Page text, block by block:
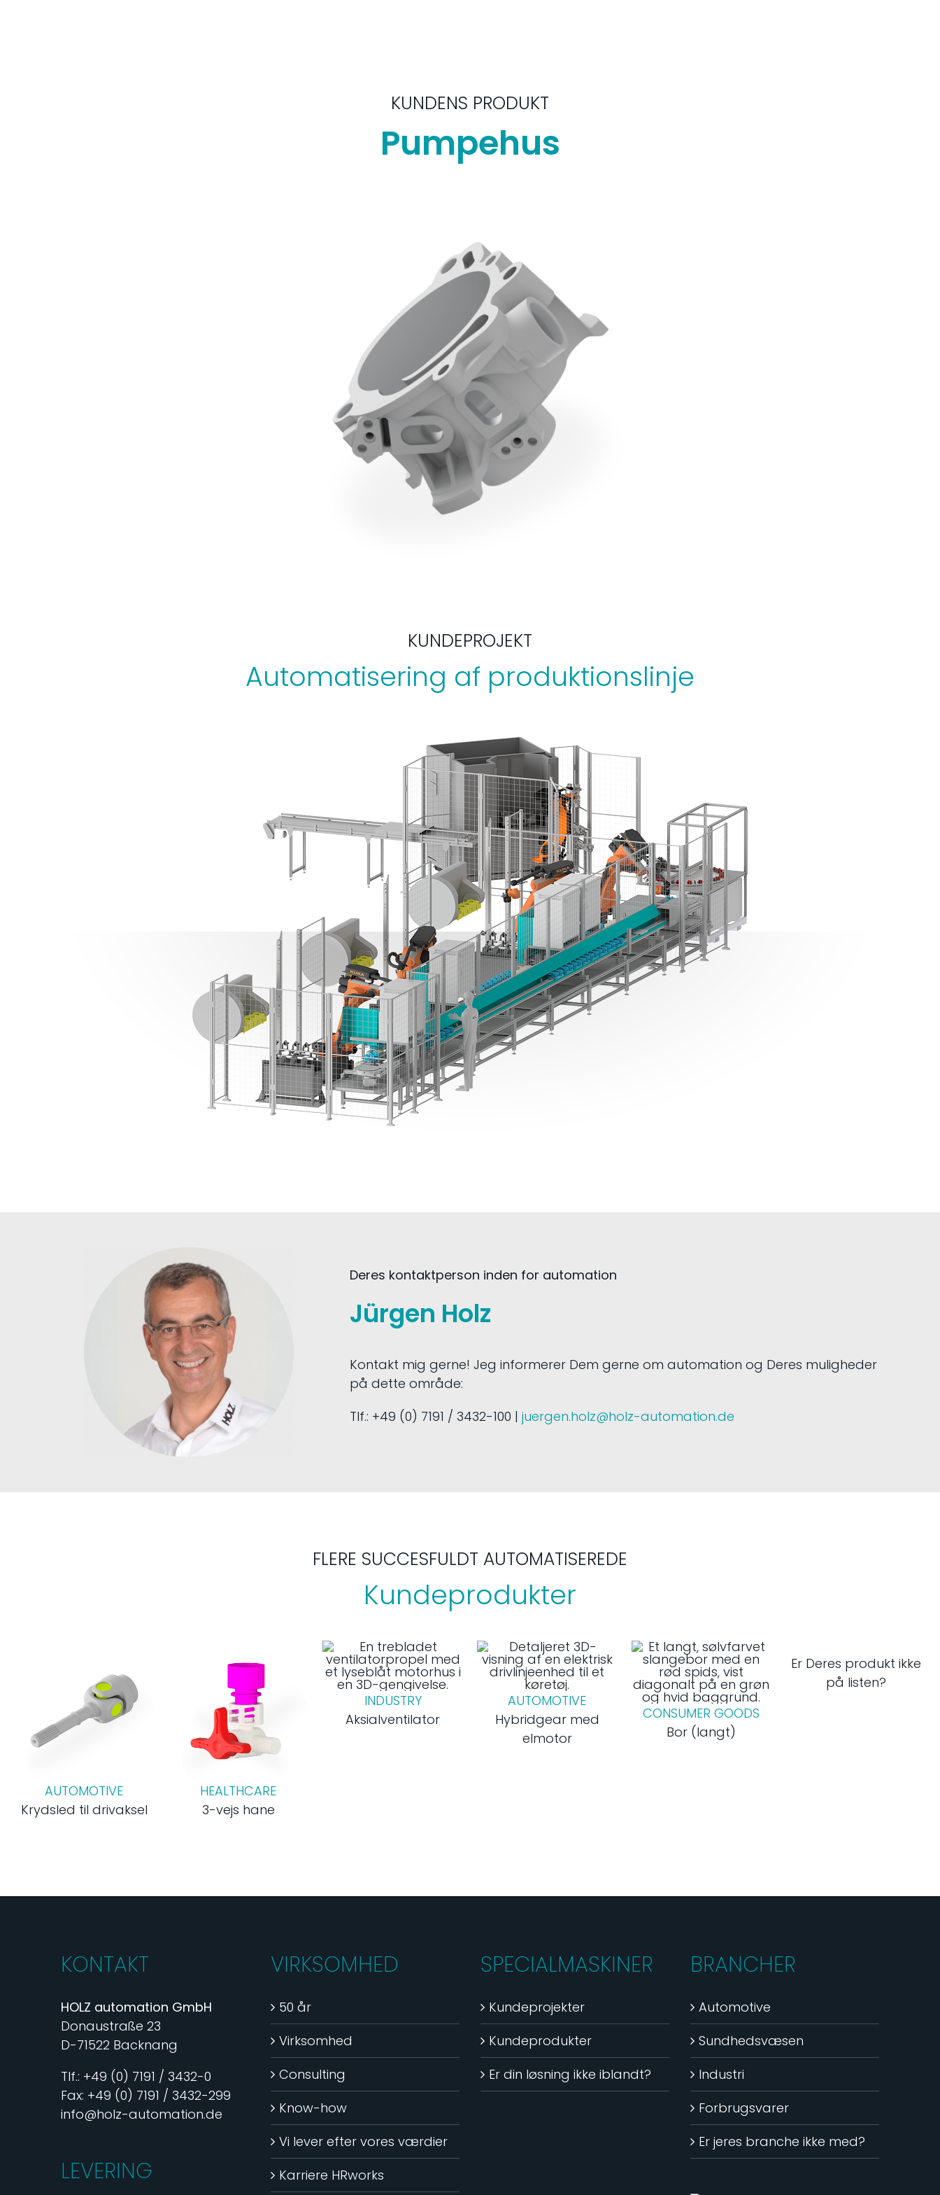
KUNDENS PRODUKT
Pumpehus
KUNDEPROJEKT
Automatisering af produktionslinje
Deres kontaktperson inden for automation
Jürgen Holz
Kontakt mig gerne! Jeg informerer Dem gerne om automation og Deres muligheder
på dette område:
Tlf.: +49 (0) 7191 / 3432-100 |juergen.holz@holz-automation.de
FLERE SUCCESFULDT AUTOMATISEREDE
Kundeprodukter
AUTOMOTIVE
Krydsled til drivaksel
HEALTHCARE
3-vejs hane
INDUSTRY
Aksialventilator
AUTOMOTIVE
Hybridgear med
elmotor
CONSUMER GOODS
Bor (langt)
Er Deres produkt ikke
på listen?
KONTAKT
HOLZ automation GmbH
Donaustraße 23
D-71522 Backnang
Tlf.: +49 (0) 7191 / 3432-0
Fax: +49 (0) 7191 / 3432-299
info@holz-automation.de
LEVERING
VIRKSOMHED
50 år
Virksomhed
Consulting
Know-how
Vi lever efter vores værdier
Karriere HRworks
SPECIALMASKINER
Kundeprojekter
Kundeprodukter
Er din løsning ikke iblandt?
BRANCHER
Automotive
Sundhedsvæsen
Industri
Forbrugsvarer
Er jeres branche ikke med?